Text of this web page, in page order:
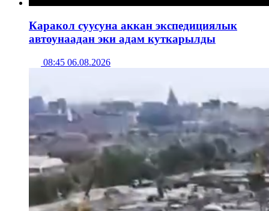
Каракол суусуна аккан экспедициялык
автоунаадан эки адам куткарылды
08:45 06.08.2026